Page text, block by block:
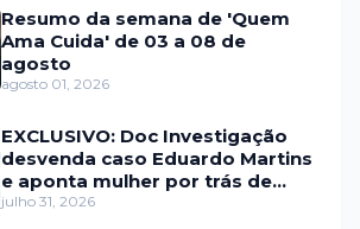
Resumo da semana de 'Quem
Ama Cuida' de 03 a 08 de
agosto
agosto 01, 2026
EXCLUSIVO: Doc Investigação
desvenda caso Eduardo Martins
e aponta mulher por trás de
fraude internacional
julho 31, 2026